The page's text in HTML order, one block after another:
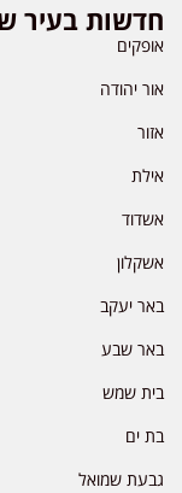
חדשות בעיר
אופקים
אור יהודה
אזור
אילת
אשדוד
אשקלון
באר יעקב
באר שבע
בית שמש
בת ים
גבעת שמואל